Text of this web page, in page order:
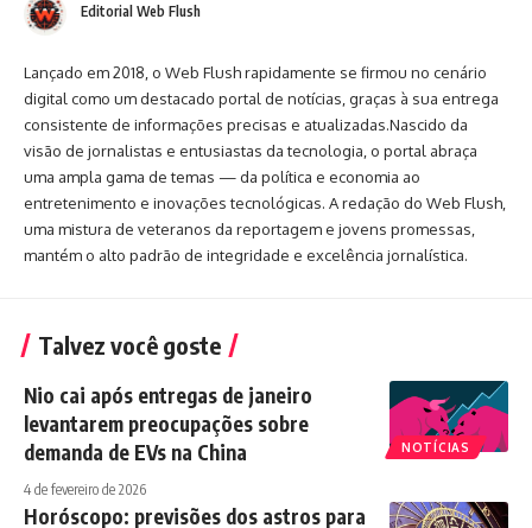
Editorial Web Flush
Lançado em 2018, o Web Flush rapidamente se firmou no cenário
digital como um destacado portal de notícias, graças à sua entrega
consistente de informações precisas e atualizadas.Nascido da
visão de jornalistas e entusiastas da tecnologia, o portal abraça
uma ampla gama de temas — da política e economia ao
entretenimento e inovações tecnológicas. A redação do Web Flush,
uma mistura de veteranos da reportagem e jovens promessas,
mantém o alto padrão de integridade e excelência jornalística.
Talvez você goste
NOTÍCIAS
Nio cai após entregas de janeiro
levantarem preocupações sobre
demanda de EVs na China
4 de fevereiro de 2026
Horóscopo: previsões dos astros para